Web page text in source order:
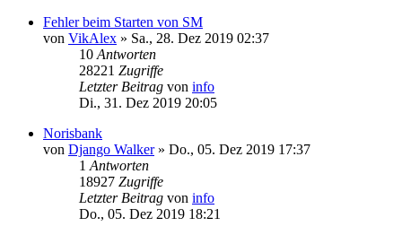
Fehler beim Starten von SM
von VikAlex » Sa., 28. Dez 2019 02:37
10 Antworten
28221 Zugriffe
Letzter Beitrag von info
Di., 31. Dez 2019 20:05
Norisbank
von Django Walker» Do., 05. Dez 2019 17:37
1 Antworten
18927 Zugriffe
Letzter Beitrag von info
Do., 05. Dez 2019 18:21